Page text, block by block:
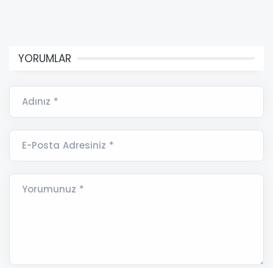
YORUMLAR
Adınız *
E-Posta Adresiniz *
Yorumunuz *